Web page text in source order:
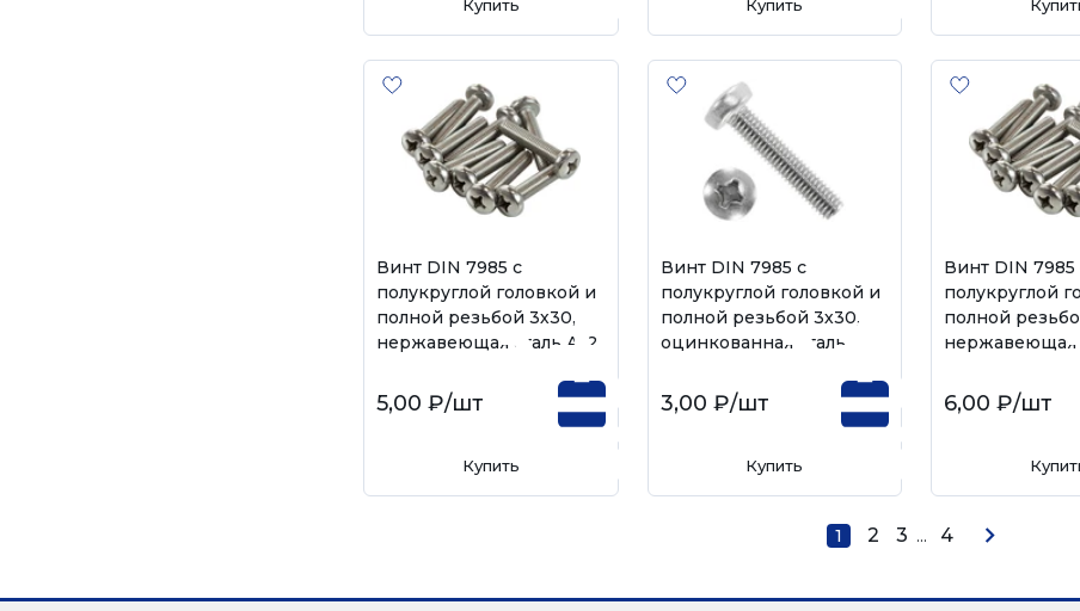
Купить Купить
Винт DIN 7985 с
полукруглой головкой и
полной резьбой 3х30,
нержавеющая сталь А-2
5,00 ₽/шт
Купить
Винт DIN 7985 с
полукруглой головкой и
полной резьбой 3х30,
оцинкованная сталь
3,00 ₽/шт
Купить
Винт DIN 7985
полукруглой
полной
нержавеющая
6,00 ₽/шт
1 2 3 ... 4